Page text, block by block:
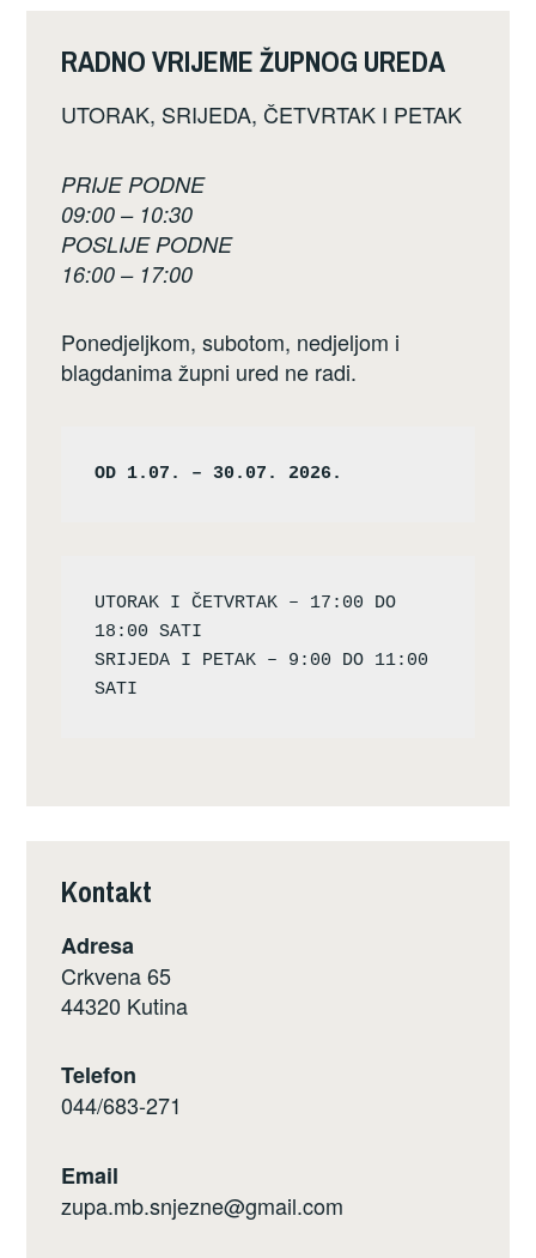
RADNO VRIJEME ŽUPNOG UREDA
UTORAK, SRIJEDA, ČETVRTAK I PETAK
PRIJE PODNE
09:00 – 10:30
POSLIJE PODNE
16:00 – 17:00
Ponedjeljkom, subotom, nedjeljom i
blagdanima župni ured ne radi.
OD 1.07. – 30.07. 2026.
UTORAK I ČETVRTAK – 17:00 DO
18:00 SATI
SRIJEDA I PETAK – 9:00 DO 11:00
Kontakt
Adresa
Crkvena 65
44320 Kutina
Telefon
044/683-271
Email
zupa.mb.snjezne@gmail.com